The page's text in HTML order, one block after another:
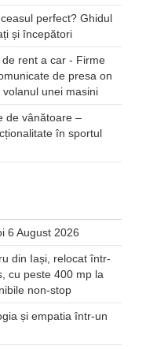
perfect? Ghidul
și începători
rent a car - Firme
de presa on
unei masini
de vânătoare –
în sportul
6 August 2026
din Iași, relocat într-
cu peste 400 mp la
non-stop
și empatia într-un